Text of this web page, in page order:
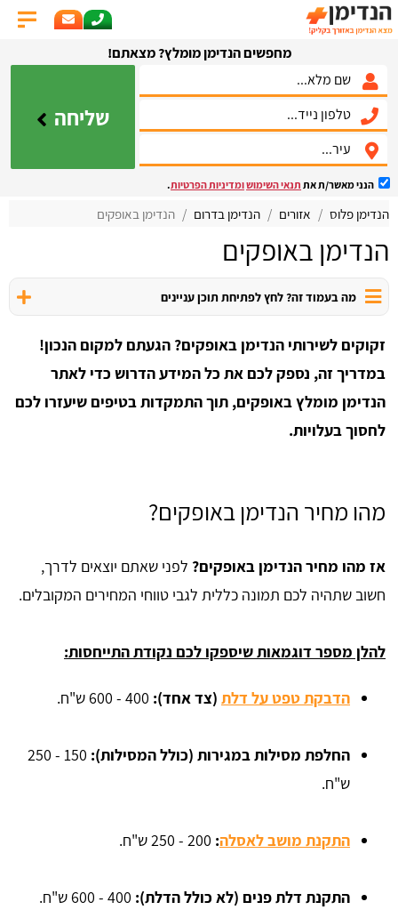
מחפשים הנדימן מומלץ? מצאתם!
שליחה
הנני מאשר/ת את תנאי השימושומדיניות הפרטיות.
הנדימן פלוס אזורים הנדימן בדרום הנדימן באופקים
הנדימן באופקים
מה בעמוד זה? לחץ לפתיחת תוכן עניינים
זקוקים לשירותי הנדימן באופקים? הגעתם למקום הנכון!
במדריך זה, נספק לכם את כל המידע הדרוש כדי לאתר
הנדימן מומלץ באופקים, תוך התמקדות בטיפים שיעזרו לכם
לחסוך בעלויות.
מהו מחיר הנדימן באופקים?
אז מהו מחיר הנדימן באופקים? לפני שאתם יוצאים לדרך,
חשוב שתהיה לכם תמונה כללית לגבי טווחי המחירים המקובלים.
להלן מספר דוגמאות שיספקו לכם נקודת התייחסות:
הדבקת טפט על דלת (צד אחד):
החלפת מסילות במגירות (כולל המסילות):
150 - 250
ש"ח.
התקנת מושב לאסלה: 200 - 250 ש"ח.
התקנת דלת פנים (לא כולל הדלת):